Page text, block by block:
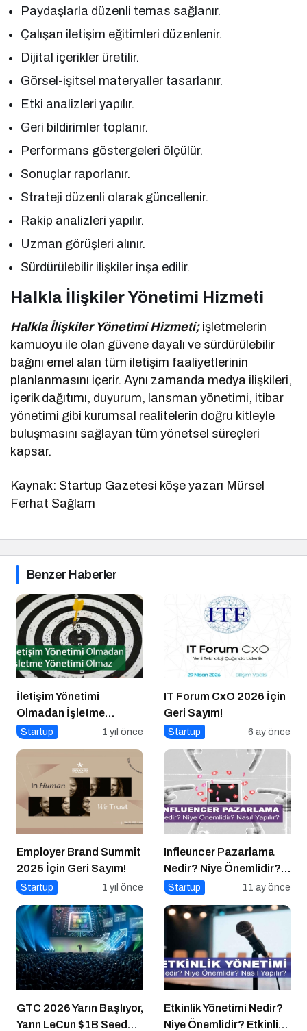
Paydaşlarla düzenli temas sağlanır.
Çalışan iletişim eğitimleri düzenlenir.
Dijital içerikler üretilir.
Görsel-işitsel materyaller tasarlanır.
Etki analizleri yapılır.
Geri bildirimler toplanır.
Performans göstergeleri ölçülür.
Sonuçlar raporlanır.
Strateji düzenli olarak güncellenir.
Rakip analizleri yapılır.
Uzman görüşleri alınır.
Sürdürülebilir ilişkiler inşa edilir.
Halkla İlişkiler Yönetimi Hizmeti
Halkla İlişkiler Yönetimi Hizmeti;işletmelerin
kamuoyu ile olan güvene dayalı ve sürdürülebilir
bağını emel alan tüm iletişim faaliyetlerinin
planlanmasını içerir. Aynı zamanda medya ilişkileri,
içerik dağıtımı, duyurum, lansman yönetimi, itibar
yönetimi gibi kurumsal realitelerin doğru kitleyle
buluşmasını sağlayan tüm yönetsel süreçleri
kapsar.
Kaynak: Startup Gazetesi köşe yazarı Mürsel
Ferhat Sağlam
Benzer Haberler
İletişim Yönetimi
Olmadan İşletme
Yönetimi Olmaz
Startup 1 yıl önce
IT Forum CxO 2026 İçin
Geri Sayım!
Startup 6 ay önce
Employer Brand Summit
2025 İçin Geri Sayım!
Startup 1 yıl önce
Infleuncer Pazarlama
Nedir? Niye Önemlidir?
Influencer Pazarlama
Startup 11 ay önce
GTC 2026 Yarın Başlıyor,
Yann LeCun $1B Seed
Etkinlik Yönetimi Nedir?
Niye Önemlidir? Etkinlik